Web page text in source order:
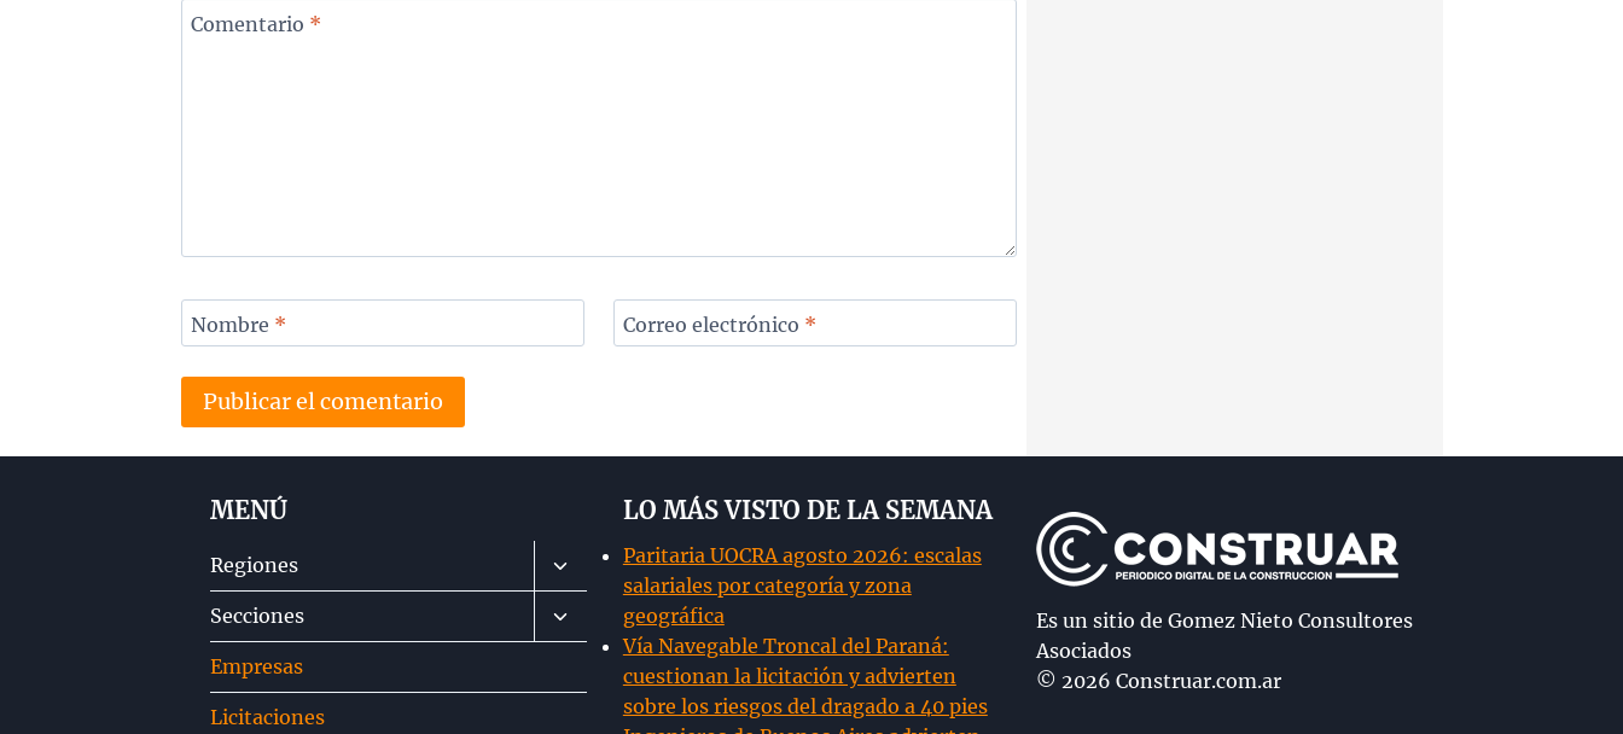
Comentario *
Nombre * Correo electrónico *
MENÚ
Regiones
Alternar
menú
hijo
Secciones
Alternar
menú
Empresas
Licitaciones
LO MÁS VISTO DE LA SEMANA
Paritaria UOCRA agosto 2026: escalas
salariales por categoría y zona
geográfica
Vía Navegable Troncal del Paraná:
cuestionan la licitación y advierten
sobre los riesgos del dragado a 40 pies
Es un sitio de Gomez Nieto Consultores
Asociados
© 2026 Construar.com.ar